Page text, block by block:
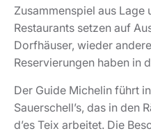
Tramuntana sowie ein
Leitung der Töchter der
An der Cala Deià
Badeerlebnis mit einem
gut, solange Erwartungen
Küstencharakter, knappe
Wer generell gern